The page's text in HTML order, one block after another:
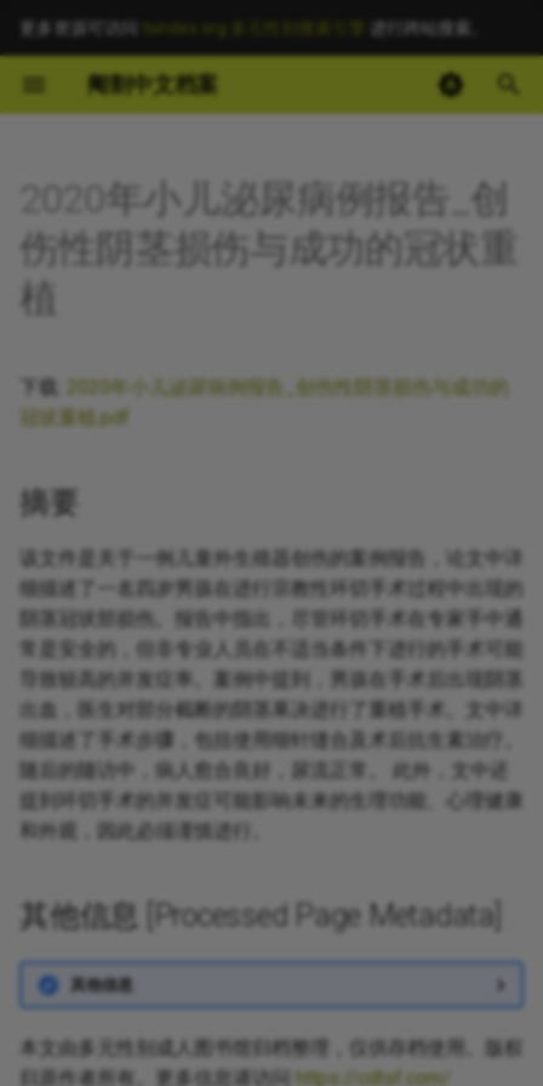
进行跨站搜索。
阉割中文档案
键
始
其他信息 [Processed Page
Metadata]
正文
2020年小儿泌尿病例报告_创
伤性阴茎损伤与成功的冠状重
植
下载:
2020年小儿泌尿病例报告_创伤性阴茎损伤与成功的
冠状重植.pdf
摘要
该文件是关于一例儿童外生殖器创伤的案例报告，论文中详
细描述了一名四岁男孩在进行宗教性环切手术过程中出现的
阴茎冠状部损伤。报告中指出，尽管环切手术在专家手中通
常是安全的，但非专业人员在不适当条件下进行的手术可能
导致较高的并发症率。案例中提到，男孩在手术后出现阴茎
出血，医生对部分截断的阴茎果决进行了重植手术。文中详
细描述了手术步骤，包括使用细针缝合及术后抗生素治疗。
随后的随访中，病人愈合良好，尿流正常。 此外，文中还
提到环切手术的并发症可能影响未来的生理功能、心理健康
和外观，因此必须谨慎进行。
其他信息 [Processed Page Metadata]
其他信息
本文由多元性别成人图书馆归档整理，仅供存档使用。版权
归原作者所有。更多信息请访问 https://cdtsf.com/